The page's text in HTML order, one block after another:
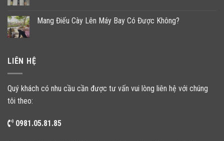
Mang Điếu Cày Lên Máy Bay Có Được Không?
LIÊN HỆ
Quý khách có nhu cầu cần được tư vấn vui lòng liên hệ với chúng
tôi theo:
0981.05.81.85